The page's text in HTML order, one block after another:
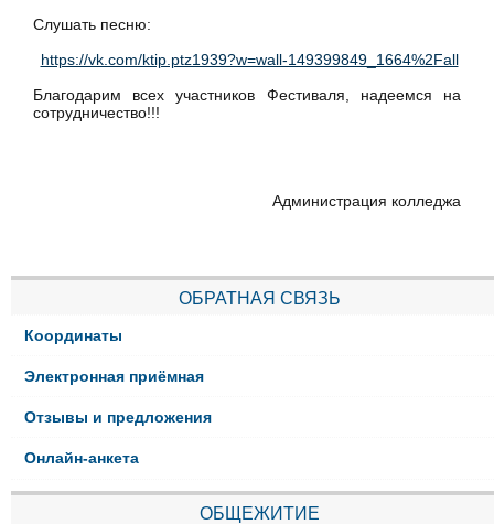
Слушать песню:
https://vk.com/ktip.ptz1939?w=wall-149399849_1664%2Fall
Благодарим всех участников Фестиваля, надеемся на
сотрудничество!!!
Администрация колледжа
ОБРАТНАЯ СВЯЗЬ
Координаты
Электронная приёмная
Отзывы и предложения
Онлайн-анкета
ОБЩЕЖИТИЕ